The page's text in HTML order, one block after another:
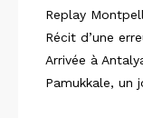
Replay
Récit d’une
Arrivée à
Pamukkale, un